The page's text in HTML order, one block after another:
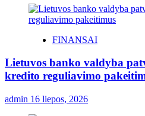
FINANSAI
Lietuvos banko valdyba
kredito reguliavimo
admin 16 liepos, 2026